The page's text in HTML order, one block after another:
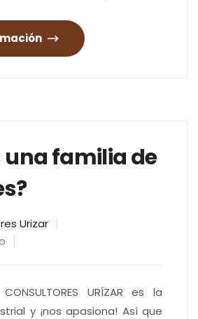
una familia de
Urizar
URÍZAR es la
y ¡nos apasiona! Así que